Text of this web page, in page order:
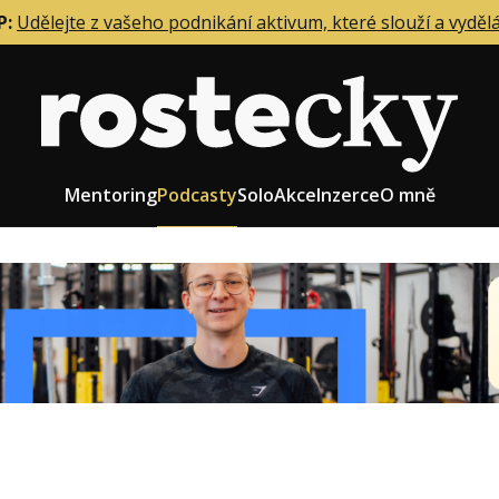
Udělejte z vašeho podnikání aktivum, které slouží a
MentoringPodcastySoloAkceInzerceO mně
firmy
zaměstnanců
Role zakladatele/CEO
Růst firmy